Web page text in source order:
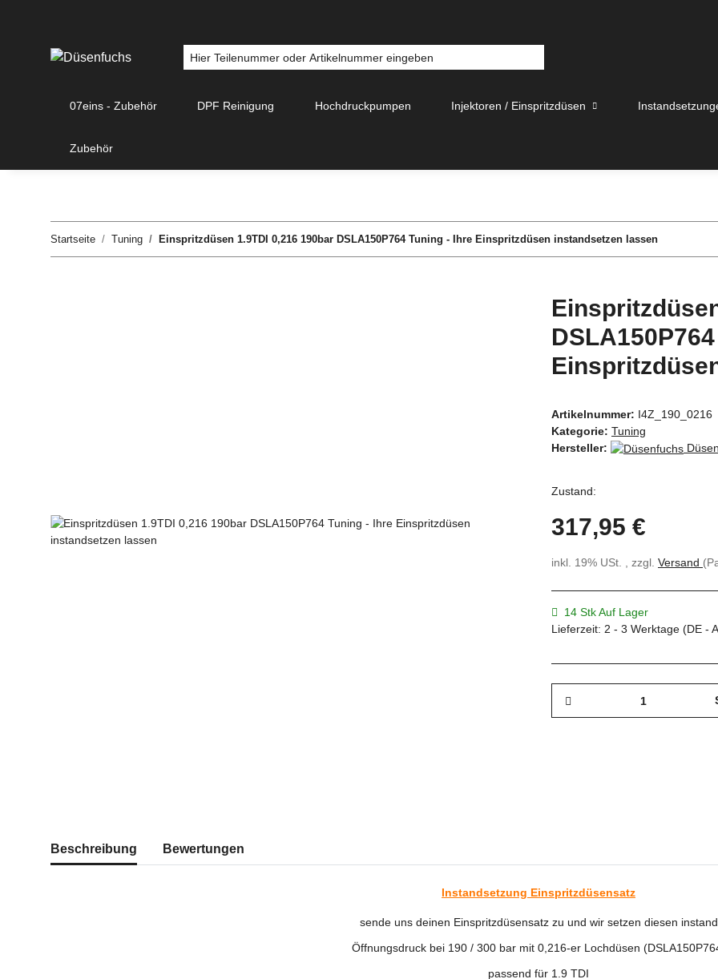
07eins - Zubehör DPF Reinigung Hochdruckpumpen Injektoren / Einspritzdüsen
Zubehör
Startseite Tuning Einspritzdüsen 1.9TDI 0,216 190bar DSLA150P764 Tuning - Ihre Einspritzdüsen instandsetzen lassen
Artikelnummer: I4Z_190_0216
Kategorie: Tuning
Hersteller:
Zustand:
317,95 €
inkl. 19% USt. , zzgl. Versand
14 Stk Auf Lager
Lieferzeit: 2 - 3 Werktage (DE -
Beschreibung Bewertungen
Instandsetzung Einspritzdüsensatz
sende uns deinen Einspritzdüsensatz zu und wir setzen diesen instand
Öffnungsdruck bei 190 / 300 bar mit 0,216-er Lochdüsen
passend für 1.9 TDI